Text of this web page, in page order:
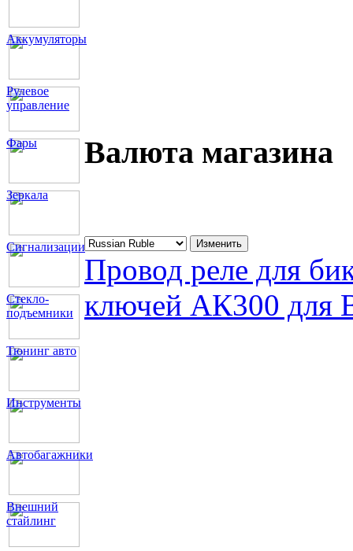
Аккумуляторы
Рулевое
управление
Фары
Зеркала
Сигнализации
Стекло-
подъемники
Тюнинг авто
Инструменты
Автобагажники
Внешний
стайлинг
Валюта магазина
Провод реле для
ключей АК300 для